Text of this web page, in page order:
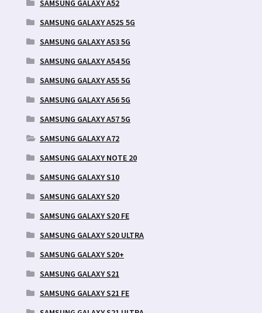
SAMSUNG GALAXY A52
SAMSUNG GALAXY A52S 5G
SAMSUNG GALAXY A53 5G
SAMSUNG GALAXY A54 5G
SAMSUNG GALAXY A55 5G
SAMSUNG GALAXY A56 5G
SAMSUNG GALAXY A57 5G
SAMSUNG GALAXY A72
SAMSUNG GALAXY NOTE 20
SAMSUNG GALAXY S10
SAMSUNG GALAXY S20
SAMSUNG GALAXY S20 FE
SAMSUNG GALAXY S20 ULTRA
SAMSUNG GALAXY S20+
SAMSUNG GALAXY S21
SAMSUNG GALAXY S21 FE